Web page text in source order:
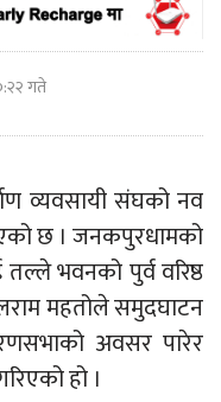
गते
व्यवसायी संघको नव
छ । जनकपुरधामको
भवनको पुर्व वरिष्ठ
महतोले समुदघाटन
अवसर पारेर
हो ।